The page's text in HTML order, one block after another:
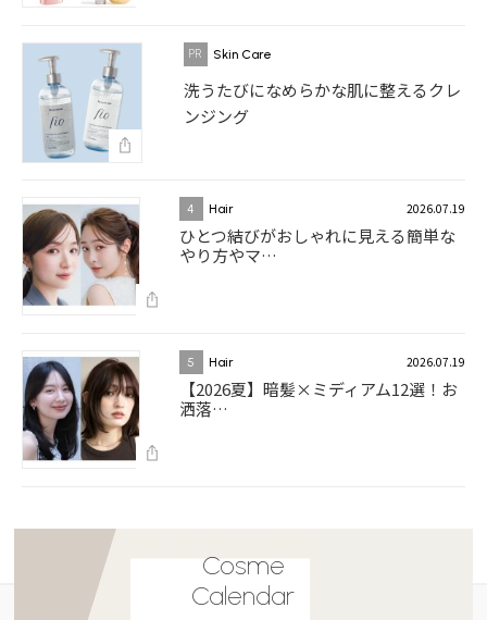
Skin Care
洗うたびになめらかな肌に整えるクレ
ンジング
4 Hair 2026.07.19
ひとつ結びがおしゃれに見える簡単な
やり方やマ…
5 Hair 2026.07.19
【2026夏】暗髪×ミディアム12選！お
洒落…
Cosme
Calendar